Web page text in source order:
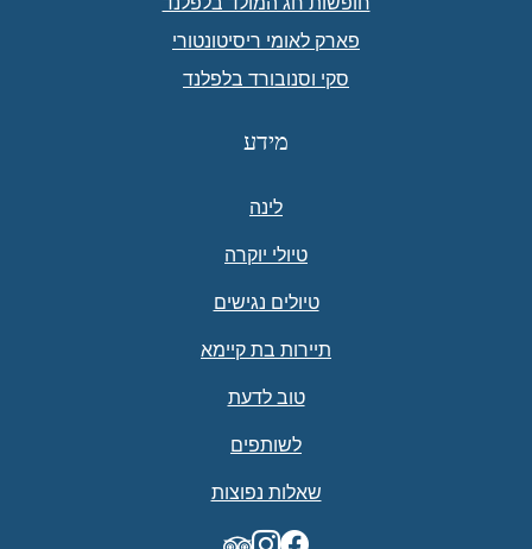
פארק לאומי ריסיטונטורי
סקי וסנובורד בלפלנד
מידע
לינה
טיולי יוקרה
טיולים נגישים
תיירות בת קיימא
טוב לדעת
לשותפים
שאלות נפוצות